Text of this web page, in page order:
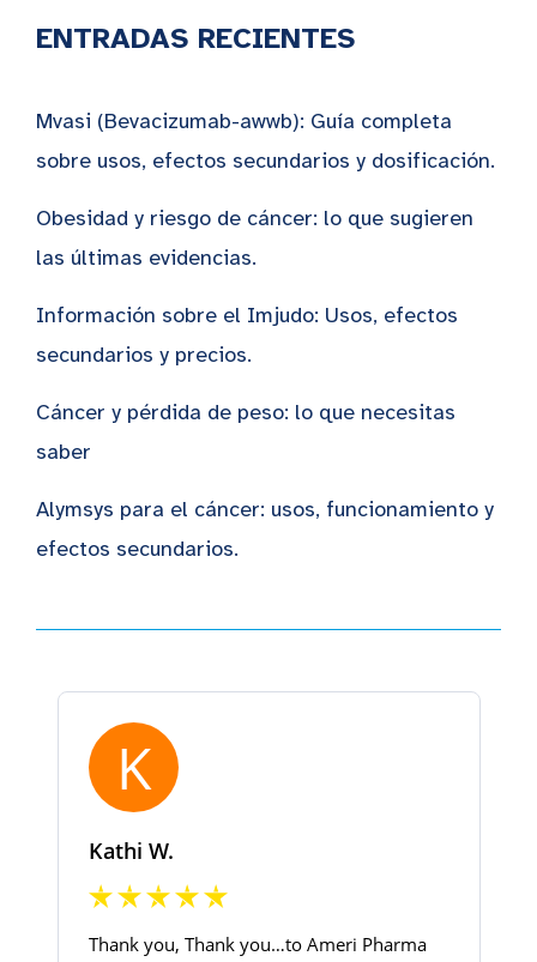
ENTRADAS RECIENTES
Mvasi (Bevacizumab-awwb): Guía completa
sobre usos, efectos secundarios y dosificación.
Obesidad y riesgo de cáncer: lo que sugieren
las últimas evidencias.
Información sobre el Imjudo: Usos, efectos
secundarios y precios.
Cáncer y pérdida de peso: lo que necesitas
saber
Alymsys para el cáncer: usos, funcionamiento y
efectos secundarios.